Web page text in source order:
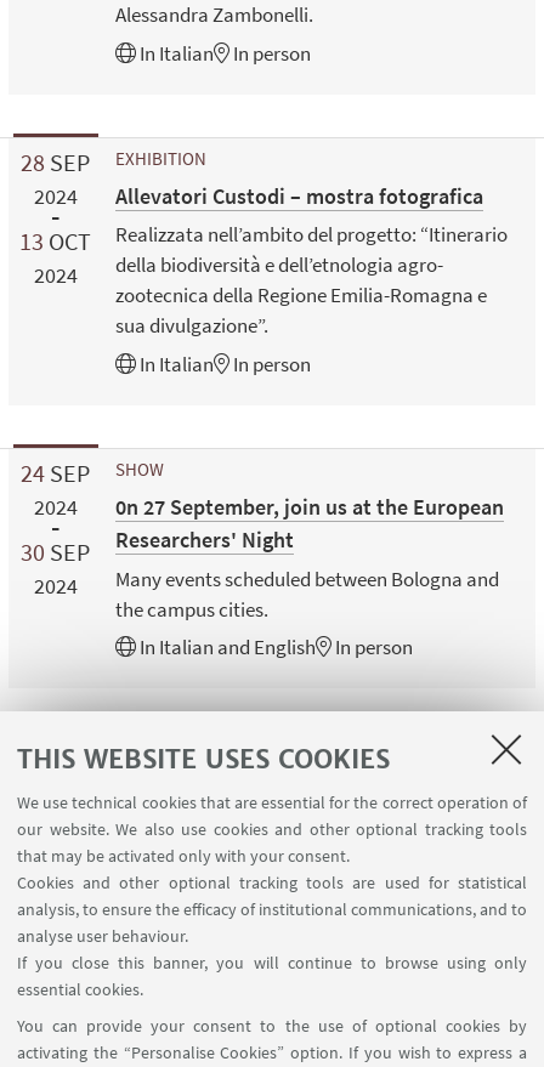
THIS WEBSITE USES COOKIES
We use technical cookies that are essential for the correct operation of
our website. We also use cookies and other optional tracking tools
that may be activated only with your consent.
Cookies and other optional tracking tools are used for statistical
analysis, to ensure the efficacy of institutional communications, and to
analyse user behaviour.
If you close this banner, you will continue to browse using only
essential cookies.
You can provide your consent to the use of optional cookies by
activating the “Personalise Cookies” option. If you wish to express a
Alessandra Zambonelli.
In Italian In person
28 SEP
2024
13 OCT
2024
EXHIBITION
Allevatori Custodi – mostra fotografica
Realizzata nell’ambito del progetto: “Itinerario
della biodiversità e dell’etnologia agro-
zootecnica della Regione Emilia-Romagna e
sua divulgazione”.
In Italian In person
24 SEP
2024
30 SEP
2024
SHOW
0n 27 September, join us at the European
Researchers' Night
Many events scheduled between Bologna and
the campus cities.
In Italian and English In person
1 2 3
FOLLOW THE DEPARTMENT ON:
FOLLOW UNIBO ON: